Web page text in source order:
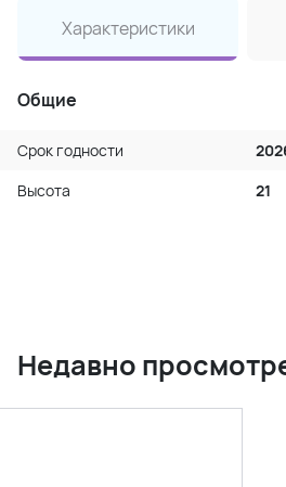
Характеристики
Общие
Срок годности
Высота
21
Недавно